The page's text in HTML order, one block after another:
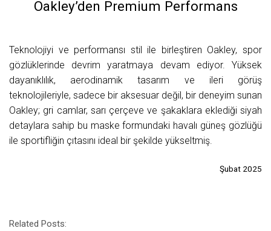
Oakley’den Premium Performans
Teknolojiyi ve performansı stil ile birleştiren Oakley, spor
gözlüklerinde devrim yaratmaya devam ediyor. Yüksek
dayanıklılık, aerodinamik tasarım ve ileri görüş
teknolojileriyle, sadece bir aksesuar değil, bir deneyim sunan
Oakley; gri camlar, sarı çerçeve ve şakaklara eklediği siyah
detaylara sahip bu maske formundaki havalı güneş gözlüğü
ile sportifliğin çıtasını ideal bir şekilde yükseltmiş.
Şubat 2025
Related Posts: